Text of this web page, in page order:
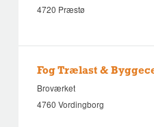
4720 Præstø
Fog Trælast &
Broværket
4760 Vordingborg